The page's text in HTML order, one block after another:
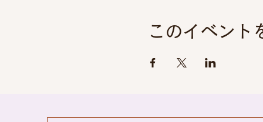
このイベント